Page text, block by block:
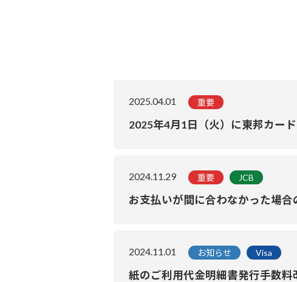
2025.04.01 重要
2025年4月1日（火）に東邦カー
2024.11.29 重要 JCB
お支払いが間に合わなかった場
2024.11.01 お知らせ Visa
紙のご利用代金明細書発行手数料